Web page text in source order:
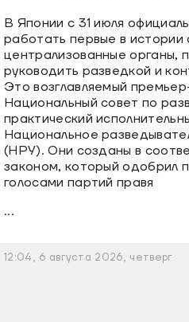
В Японии с 31 июля
работать первые в истории
централизованные органы,
руководить разведкой и
Это возглавляемый
Национальный совет по
практический
Национальное
(НРУ). Они созданы в
законом, который одобрил
голосами партий правя
...
12:04, 6 августа 2026, четверг